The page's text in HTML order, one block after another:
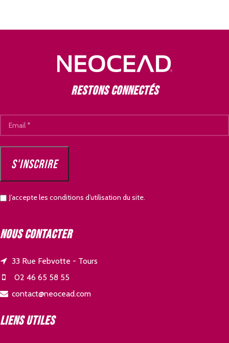
Restons connectés
J’accepte les conditions d’utilisation du site.
Nous contacter
33 Rue Febvotte - Tours
02 46 65 58 55
contact@neocead.com
Liens utiles